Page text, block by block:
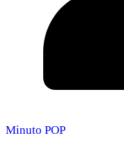
Minuto POP